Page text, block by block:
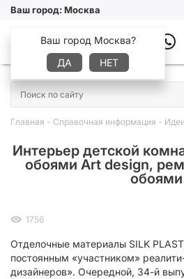
Ваш город:Москва
Ваш город Москва?
ДА
НЕТ
Главная - Справочная информация -
Интерьер детской
обоями Art design,
обоями
1756
Отделочные материалы SILK
постоянным «участником»
дизайнеров». Очередной, 34-й